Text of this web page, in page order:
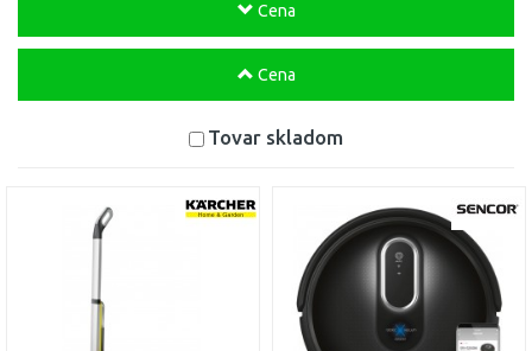
Cena
Cena
Tovar skladom